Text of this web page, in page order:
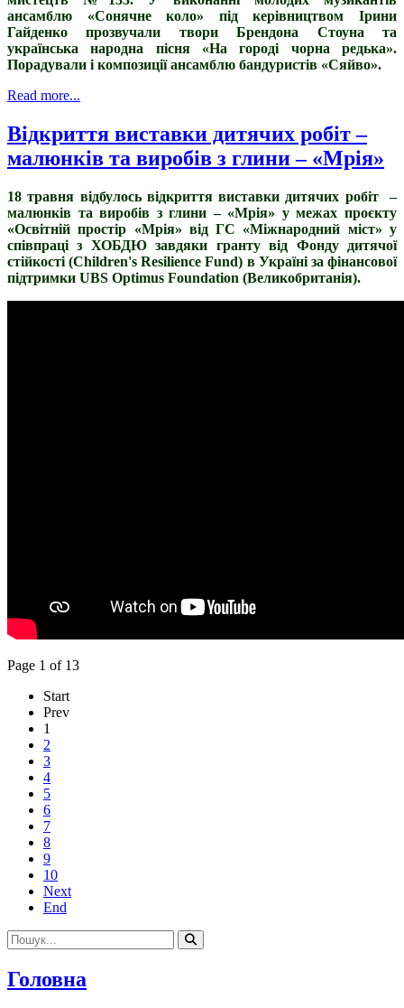
ансамблю «Сонячне коло» під керівництвом Ірини
Гайденко прозвучали твори Брендона Стоуна та
українська народна пісня «На городі чорна редька».
Порадували і композиції ансамблю бандуристів «Сяйво».
Read more...
Відкриття виставки дитячих робіт –
малюнків та виробів з глини – «Мрія»
18 травня відбулось відкриття виставки дитячих робіт –
малюнків та виробів з глини – «Мрія» у межах проєкту
«Освітній простір «Мрія» від ГС «Міжнародний міст» у
співпраці з ХОБДЮ завдяки гранту від Фонду дитячої
стійкості (Children's Resilience Fund) в Україні за фінансової
підтримки UBS Optimus Foundation (Великобританія).
Page 1 of 13
Start
Prev
1
2
3
4
5
6
7
8
9
10
Next
End
Головна